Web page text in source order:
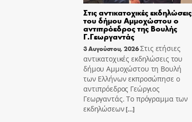
Στις αντικατοχικές εκδηλώσεις
του δήμου Αμμοχώστου ο
αντιπρόεδρος της Βουλής
Γ.Γεωργαντάς
3 Αυγούστου, 2026Στις ετήσιες
αντικατοχικές εκδηλώσεις του
δήμου Αμμοχώστου τη Βουλή
των Ελλήνων εκπροσώπησε ο
αντιπρόεδρος Γεώργιος
Γεωργαντάς. Το πρόγραμμα των
εκδηλώσεων[…]